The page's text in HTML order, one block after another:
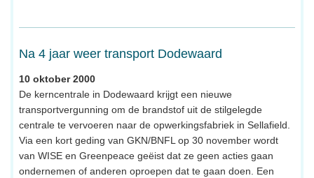
Na 4 jaar weer transport Dodewaard
10 oktober 2000
De kerncentrale in Dodewaard krijgt een nieuwe
transportvergunning om de brandstof uit de stilgelegde
centrale te vervoeren naar de opwerkingsfabriek in Sellafield.
Via een kort geding van GKN/BNFL op 30 november wordt
van WISE en Greenpeace geëist dat ze geen acties gaan
ondernemen of anderen oproepen dat te gaan doen. Een